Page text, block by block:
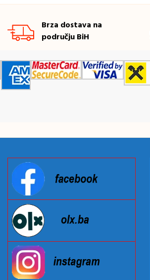
Brza dostava na
području BiH